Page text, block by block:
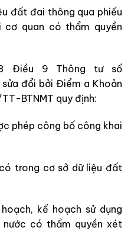
đất đai thông qua phiếu
quan có thẩm quyền
Điều 9 Thông tư số
đổi bởi Điểm a Khoản
BTNMT quy định:
phép công bố công khai
trong cơ sở dữ liệu đất
kế hoạch sử dụng
có thẩm quyền xét